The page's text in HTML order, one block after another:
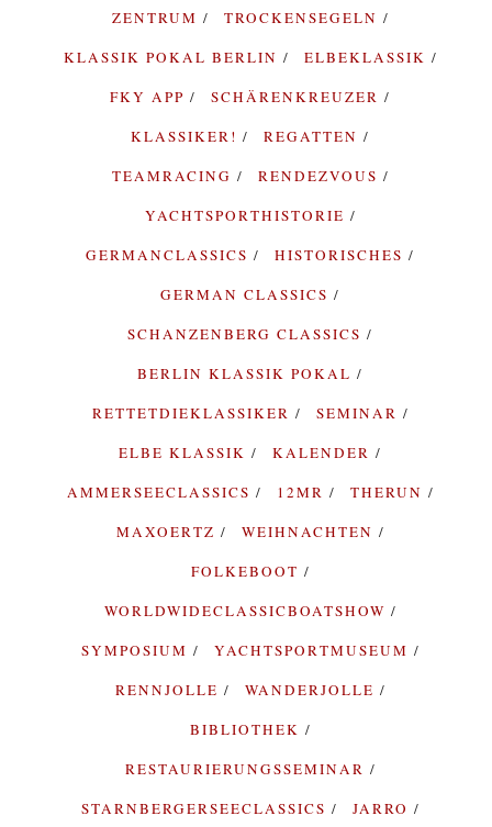
ZENTRUM
TROCKENSEGELN
KLASSIK POKAL BERLIN
ELBEKLASSIK
FKY APP
SCHÄRENKREUZER
KLASSIKER!
REGATTEN
TEAMRACING
RENDEZVOUS
YACHTSPORTHISTORIE
GERMANCLASSICS
HISTORISCHES
GERMAN CLASSICS
SCHANZENBERG CLASSICS
BERLIN KLASSIK POKAL
RETTETDIEKLASSIKER
SEMINAR
ELBE KLASSIK
KALENDER
AMMERSEECLASSICS
12MR
THERUN
MAXOERTZ
WEIHNACHTEN
FOLKEBOOT
WORLDWIDECLASSICBOATSHOW
SYMPOSIUM
YACHTSPORTMUSEUM
RENNJOLLE
WANDERJOLLE
BIBLIOTHEK
RESTAURIERUNGSSEMINAR
STARNBERGERSEECLASSICS
JARRO